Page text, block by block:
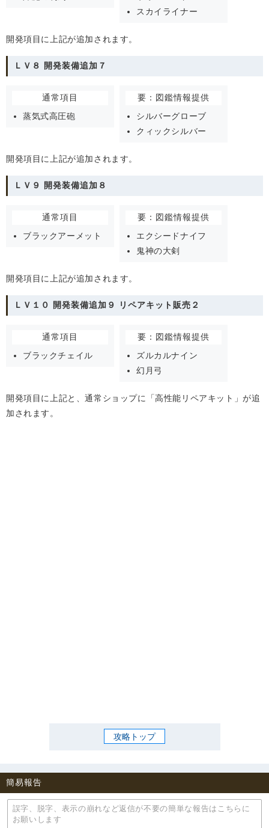
スカイライナー
開発項目に上記が追加されます。
ＬＶ８ 開発装備追加７
通常項目
蒸気式高圧砲
要：図鑑情報提供
シルバーグローブ
クィックシルバー
開発項目に上記が追加されます。
ＬＶ９ 開発装備追加８
通常項目
ブラックアーメット
要：図鑑情報提供
エクシードナイフ
鬼神の大剣
開発項目に上記が追加されます。
ＬＶ１０ 開発装備追加９ リペアキット販売２
通常項目
ブラックチェイル
要：図鑑情報提供
ズルカルナイン
幻月弓
開発項目に上記と、通常ショップに「高性能リペアキット」が追
加されます。
攻略トップ
簡易報告